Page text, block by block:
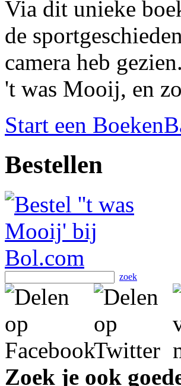
Via dit unieke
de
camera heb gezien.
't was Mooij, en
Start een
Bestellen
zoek
Zoek je ook